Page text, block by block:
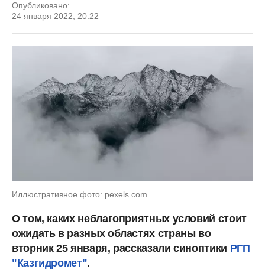
Опубликовано:
24 января 2022, 20:22
Иллюстративное фото: pexels.com
О том, каких неблагоприятных условий стоит
ожидать в разных областях страны во
вторник 25 января, рассказали синоптики РГП
"Казгидромет".